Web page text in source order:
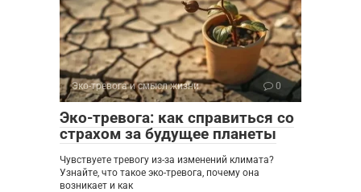
Эко-тревога и смысл жизни 0
Эко-тревога: как справиться со
страхом за будущее планеты
Чувствуете тревогу из-за изменений климата?
Узнайте, что такое эко-тревога, почему она
возникает и как